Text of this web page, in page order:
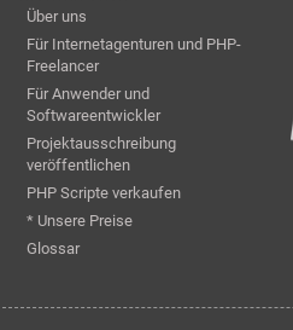
Über uns
Für Internetagenturen und PHP-
Freelancer
Für Anwender und
Softwareentwickler
Projektausschreibung
veröffentlichen
PHP Scripte verkaufen
* Unsere Preise
Glossar